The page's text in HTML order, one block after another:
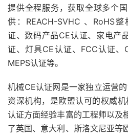
提供全程服务，获取全球多个
供：REACH-SVHC 、RoHS
证、数码产品CE认证、家电产
证、灯具CE认证、FCC认证、
MEPS认证等。
机械CE认证网是一家独立运营
资深机构，是欧盟认可的权威
认证方面经验丰富的工程师以及
了英国、意大利、斯洛文尼亚等